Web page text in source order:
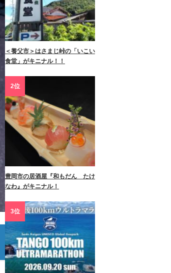
＜養父市＞はさまじ峠の「いこい
食堂」がキニナル！！
2位
豊岡市の居酒屋『和もだん たけ
なわ』がキニナル！
3位